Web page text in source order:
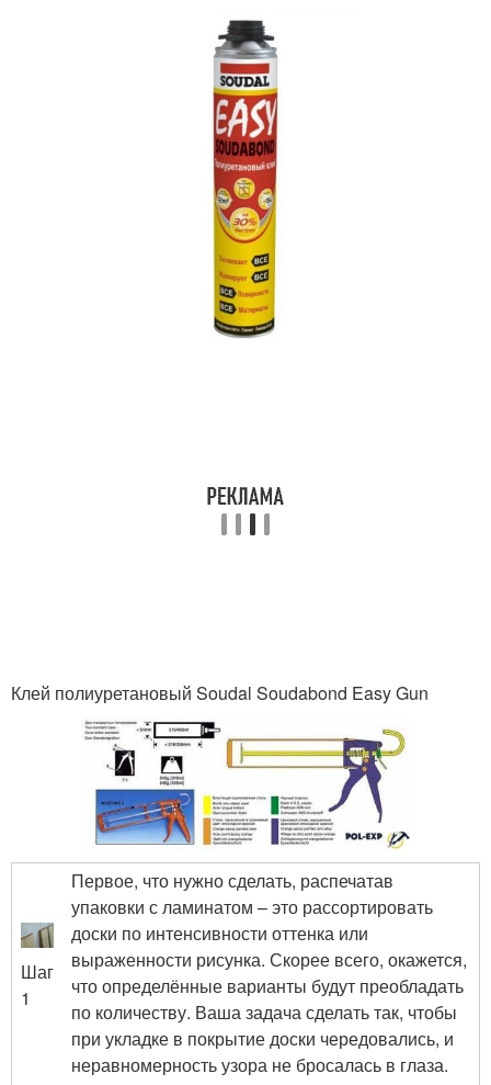
Клей полиуретановый Soudal Soudabond Easy Gun
Шаг
1
Первое, что нужно сделать, распечатав
упаковки с ламинатом – это рассортировать
доски по интенсивности оттенка или
выраженности рисунка. Скорее всего, окажется,
что определённые варианты будут преобладать
по количеству. Ваша задача сделать так, чтобы
при укладке в покрытие доски чередовались, и
неравномерность узора не бросалась в глаза.